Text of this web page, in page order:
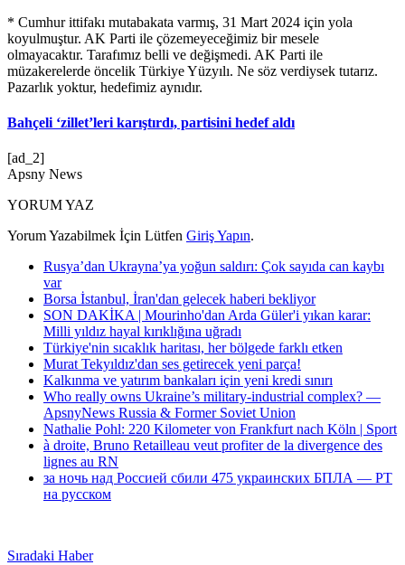
* Cumhur ittifakı mutabakata varmış, 31 Mart 2024 için yola
koyulmuştur. AK Parti ile çözemeyeceğimiz bir mesele
olmayacaktır. Tarafımız belli ve değişmedi. AK Parti ile
müzakerelerde öncelik Türkiye Yüzyılı. Ne söz verdiysek tutarız.
Pazarlık yoktur, hedefimiz aynıdır.
Bahçeli ‘zillet’leri karıştırdı, partisini hedef aldı
[ad_2]
Apsny News
YORUM YAZ
Yorum Yazabilmek İçin Lütfen Giriş Yapın.
Rusya’dan Ukrayna’ya yoğun saldırı: Çok sayıda can kaybı
var
Borsa İstanbul, İran'dan gelecek haberi bekliyor
SON DAKİKA | Mourinho'dan Arda Güler'i yıkan karar:
Milli yıldız hayal kırıklığına uğradı
Türkiye'nin sıcaklık haritası, her bölgede farklı etken
Murat Tekyıldız'dan ses getirecek yeni parça!
Kalkınma ve yatırım bankaları için yeni kredi sınırı
Who really owns Ukraine’s military-industrial complex? —
ApsnyNews Russia & Former Soviet Union
Nathalie Pohl: 220 Kilometer von Frankfurt nach Köln | Sport
à droite, Bruno Retailleau veut profiter de la divergence des
lignes au RN
за ночь над Россией сбили 475 украинских БПЛА — РТ
на русском
Sıradaki Haber